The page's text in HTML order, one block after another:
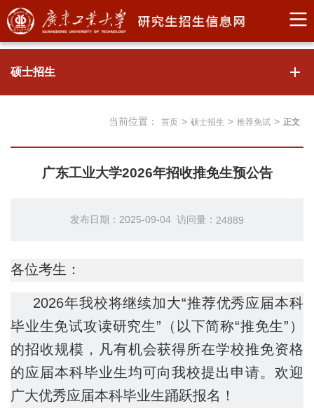
硕士招生
当前位置： 首页 > 硕士招生 > 推荐免试 > 正文
广东工业大学2026年招收推免生预公告
发布日期：2025-09-04 访问量： 24889
各位考生：
2026年我校将继续加大“推荐优秀应届本科
毕业生免试攻读研究生”（以下简称“推免生”）
的招收规模，凡有机会获得所在学校推免资格
的应届本科毕业生均可向我校提出申请。欢迎
广大优秀应届本科毕业生踊跃报名！